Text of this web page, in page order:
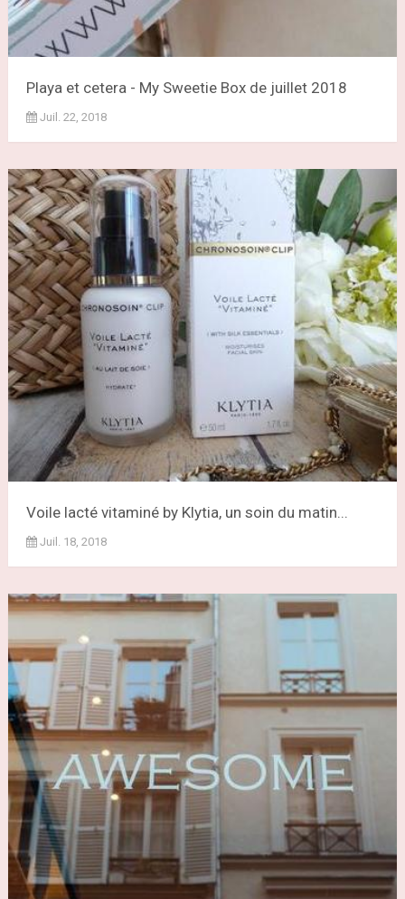
Playa et cetera - My Sweetie Box de juillet 2018
Juil. 22, 2018
Voile lacté vitaminé by Klytia, un soin du matin...
Juil. 18, 2018